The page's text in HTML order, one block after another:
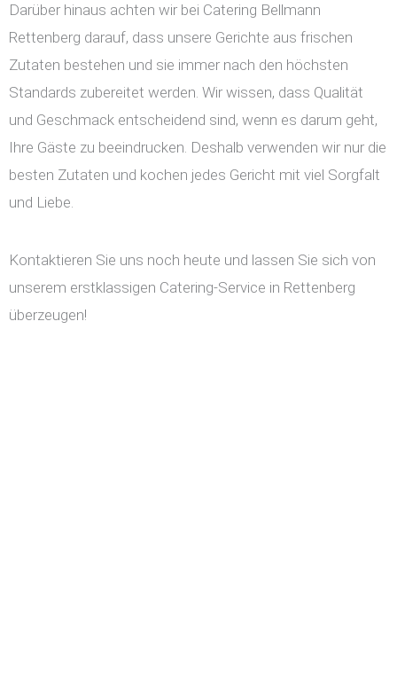
Darüber hinaus achten wir bei Catering Bellmann
Rettenberg darauf, dass unsere Gerichte aus frischen
Zutaten bestehen und sie immer nach den höchsten
Standards zubereitet werden. Wir wissen, dass Qualität
und Geschmack entscheidend sind, wenn es darum geht,
Ihre Gäste zu beeindrucken. Deshalb verwenden wir nur die
besten Zutaten und kochen jedes Gericht mit viel Sorgfalt
und Liebe.
Kontaktieren Sie uns noch heute und lassen Sie sich von
unserem erstklassigen Catering-Service in Rettenberg
überzeugen!